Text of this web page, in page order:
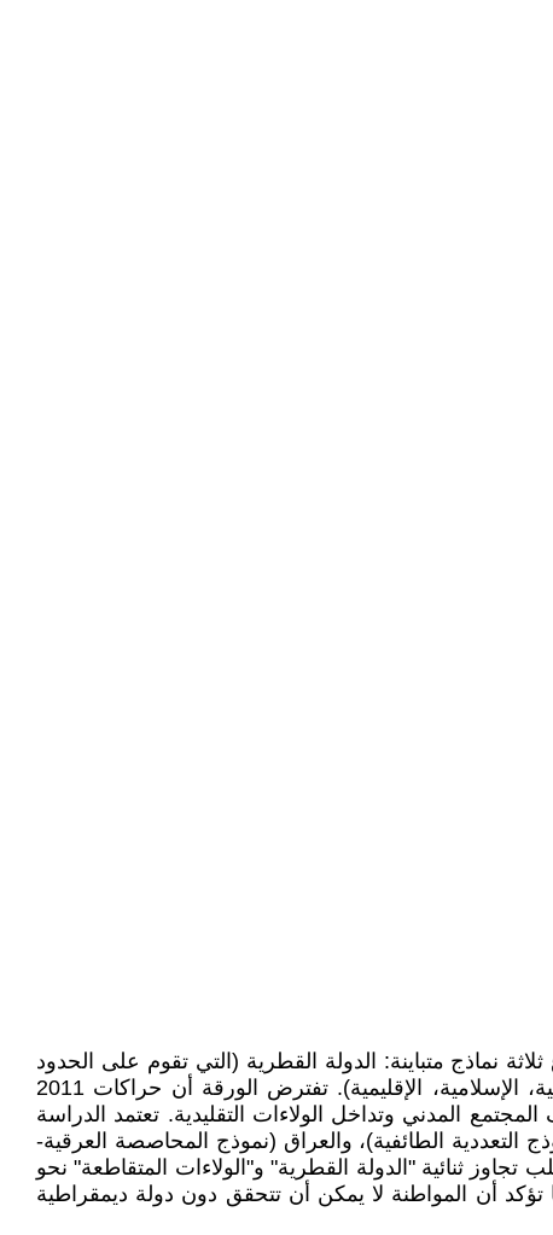
نماذج متباينة: الدولة القطرية (التي تقوم على الحدود
والجنسية القانونية)، والولاءات المتقاطعة (الطائفية، العرقية، القبلية، الجهوية، الدينية)، والمشاريع العابرة للحدود (القومية، الإسلامية، الإقليمية). تفترض الورقة أن حراكات 2011
المدني وتداخل الولاءات التقليدية. تعتمد الدراسة
الطائفية)، والعراق (نموذج المحاصصة العرقية-
تجاوز ثنائية "الدولة القطرية" و"الولاءات المتقاطعة" نحو
تؤكد أن المواطنة لا يمكن أن تتحقق دون دولة ديمقراطية